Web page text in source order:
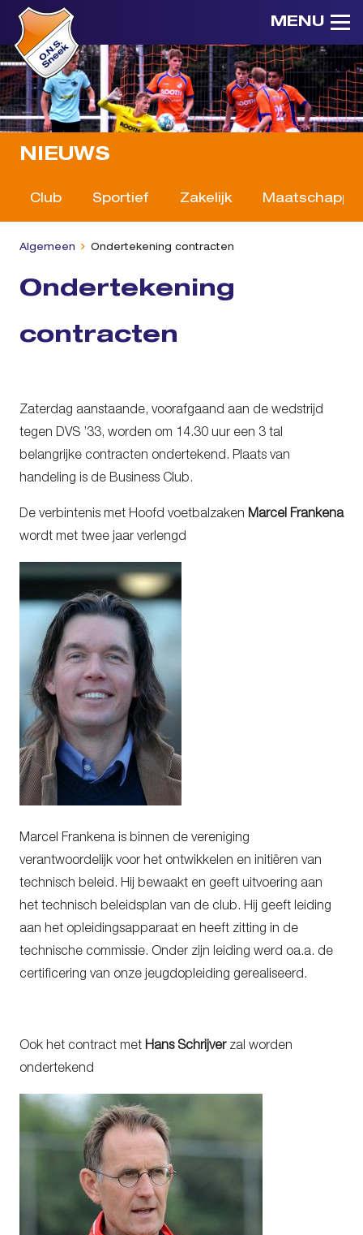
MENU
NIEUWS
Club Sportief Zakelijk
Algemeen Ondertekening contracten
Ondertekening
contracten
Zaterdag aanstaande, voorafgaand aan de wedstrijd
tegen DVS ’33, worden om 14.30 uur een 3 tal
belangrijke contracten ondertekend. Plaats van
handeling is de Business Club.
De verbintenis met Hoofd voetbalzaken Marcel Frankena
wordt met twee jaar verlengd
Marcel Frankena is binnen de vereniging
verantwoordelijk voor het ontwikkelen en initiëren van
technisch beleid. Hij bewaakt en geeft uitvoering aan
het technisch beleidsplan van de club. Hij geeft leiding
aan het opleidingsapparaat en heeft zitting in de
technische commissie. Onder zijn leiding werd oa.a. de
certificering van onze jeugdopleiding gerealiseerd.
Ook het contract met Hans Schrijverzal worden
ondertekend